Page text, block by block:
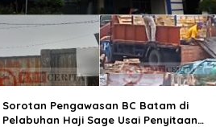
Sorotan Pengawasan BC Batam di
Pelabuhan Haji Sage Usai Penyitaan